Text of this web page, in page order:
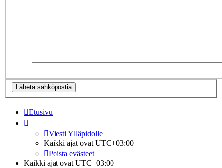
Etusivu
Viesti Ylläpidolle
Kaikki ajat ovatUTC+03:00
Poista evästeet
Kaikki ajat ovatUTC+03:00